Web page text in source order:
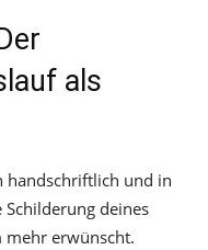
als
handschriftlich und in
deines
mehr erwünscht.